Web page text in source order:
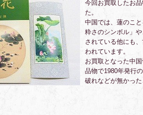
今回お買取したお
た。
中国では、蓮のこ
粋さのシンボル」
されている他にも
われています。
お買取となった中
品物で1980年発行
破れなどが無かっ